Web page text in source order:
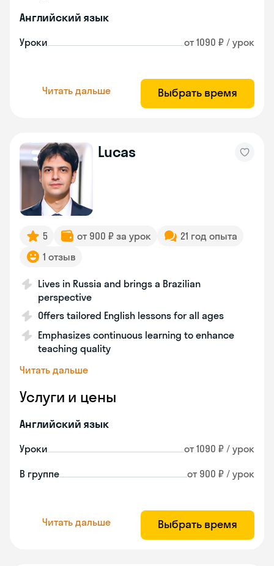
Английский язык
Уроки от 1090 ₽ / урок
Читать дальше Выбрать время
Lucas
5 от 900 ₽ за урок
21 год опыта
1 отзыв
Lives in Russia and brings a Brazilian
perspective
Offers tailored English lessons for all ages
Emphasizes continuous learning to enhance
teaching quality
Читать дальше
Услуги и цены
Английский язык
Уроки от 1090 ₽ / урок
В группе от 900 ₽ / урок
Читать дальше Выбрать время